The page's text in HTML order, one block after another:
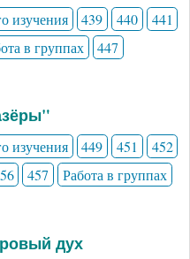
изучения 439 440
441
в группах
447
изучения 449 451
452
457
Работа в группах
дух